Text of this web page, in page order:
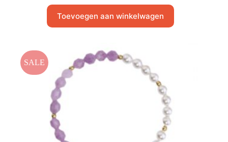
Toevoegen aan winkelwagen
SALE